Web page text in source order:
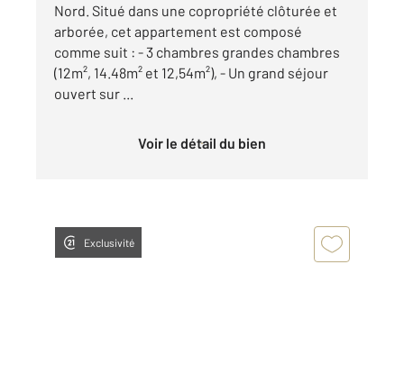
Nord. Situé dans une copropriété clôturée et
arborée, cet appartement est composé
comme suit : - 3 chambres grandes chambres
(12m², 14.48m² et 12,54m²), - Un grand séjour
ouvert sur ...
Voir le détail du bien
Exclusivité